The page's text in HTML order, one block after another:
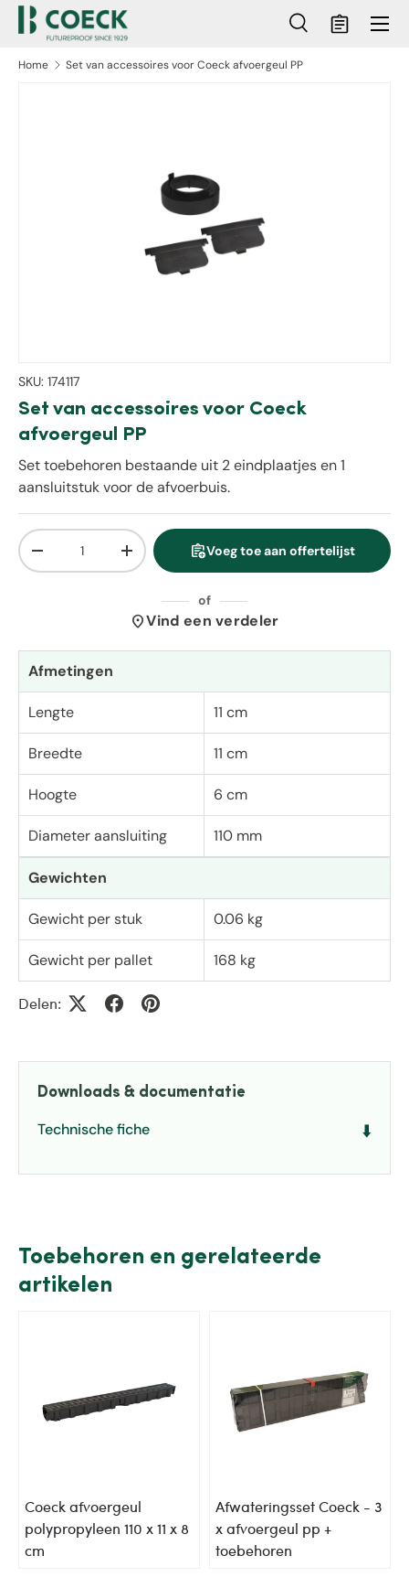
naar inhoud
Zoeken
ZoekenMandje
Menu
Home Set van accessoires voor Coeck afvoergeul PP
SKU: 174117
Set van accessoires voor Coeck
afvoergeul PP
Set toebehoren bestaande uit 2 eindplaatjes en 1
aansluitstuk voor de afvoerbuis.
Aantal
Verlaag de hoeveelheidVerhoog de hoeveelheid
assignment_add Voeg toe aan offertelijst
of
location_onVind een verdeler
Afmetingen
Lengte 11 cm
Breedte 11 cm
Hoogte 6 cm
Diameter aansluiting 110 mm
Gewichten
Gewicht per stuk 0.06 kg
Gewicht per pallet 168 kg
Delen:
Downloads & documentatie
Technische fiche ⬇️
Toebehoren en gerelateerde
artikelen
Coeck afvoergeul
polypropyleen 110 x 11 x 8
cm
Afwateringsset Coeck - 3
x afvoergeul pp +
toebehoren